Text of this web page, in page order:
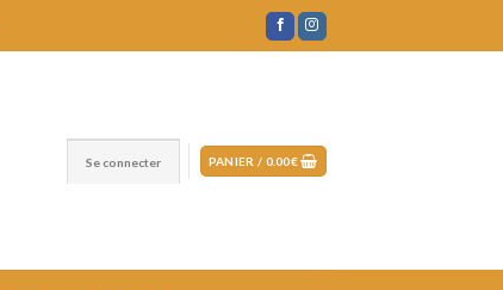
Se connecter PANIER / 0.00€